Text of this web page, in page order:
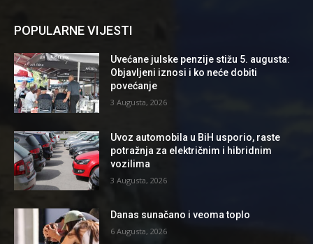
POPULARNE VIJESTI
Uvećane julske penzije stižu 5. augusta:
Objavljeni iznosi i ko neće dobiti
povećanje
3 Augusta, 2026
Uvoz automobila u BiH usporio, raste
potražnja za električnim i hibridnim
vozilima
3 Augusta, 2026
Danas sunačano i veoma toplo
6 Augusta, 2026